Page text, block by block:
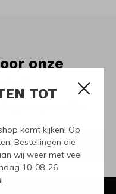
TOT
komt kijken! Op
Bestellingen die
wij weer met veel
10-08-26
onze
en promoties
ABONNEER